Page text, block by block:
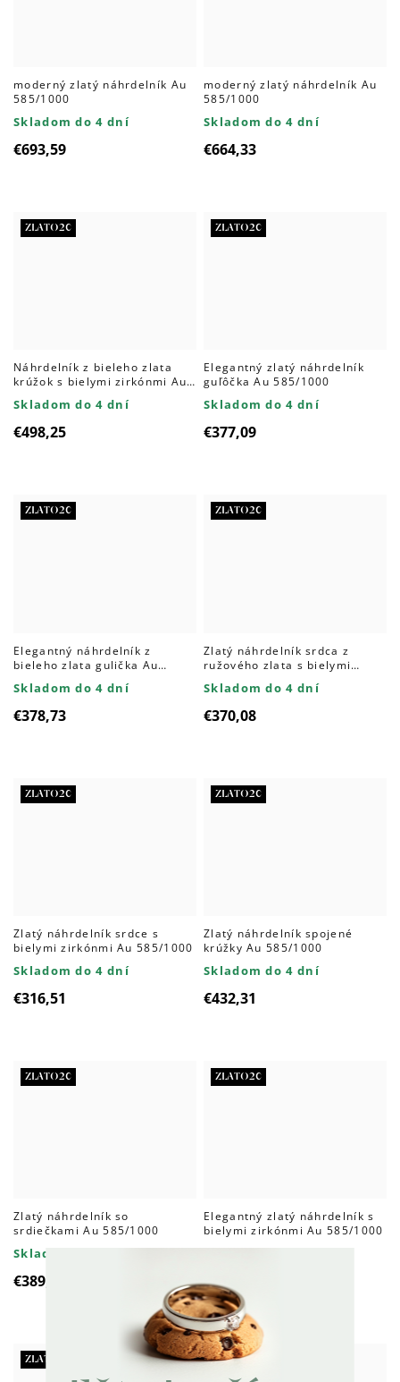
moderný zlatý náhrdelník Au
585/1000
Skladom do 4 dní
€693,59
moderný zlatý náhrdelník Au
585/1000
Skladom do 4 dní
€664,33
ZLATO20
Náhrdelník z bieleho zlata
krúžok s bielymi zirkónmi Au
585/1000
Skladom do 4 dní
€498,25
ZLATO20
Elegantný zlatý náhrdelník
guľôčka Au 585/1000
Skladom do 4 dní
€377,09
ZLATO20
Elegantný náhrdelník z
bieleho zlata gulička Au
Skladom do 4 dní
€378,73
ZLATO20
Zlatý náhrdelník srdca z
ružového zlata s bielymi
Skladom do 4 dní
€370,08
ZLATO20
Zlatý náhrdelník srdce s
bielymi zirkónmi Au 585/1000
Skladom do 4 dní
€316,51
ZLATO20
Zlatý náhrdelník spojené
krúžky Au 585/1000
Skladom do 4 dní
€432,31
ZLATO20
Zlatý náhrdelník so
srdiečkami Au 585/1000
Skladom do 4 dní
€389,86
ZLATO20
Elegantný zlatý náhrdelník s
bielymi zirkónmi Au 585/1000
Skladom do 4 dní
€502,37
ZLATO20 ZLATO20